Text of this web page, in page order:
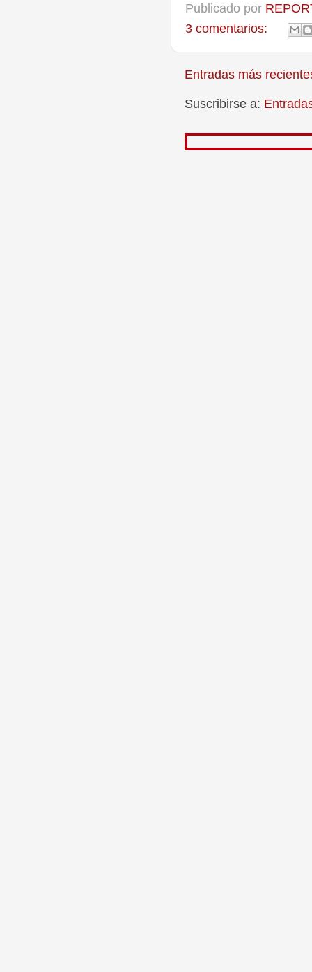
Publicado por
3 comentarios:
Entradas más
Suscribirse a: